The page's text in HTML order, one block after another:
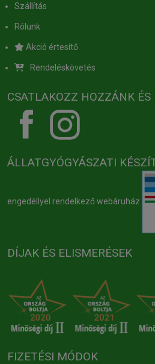
Szállítás
Rólunk
Akció értesítő
Rendeléskövetés
CSATLAKOZZ HOZZÁNK ÉS
ÁLLATGYÓGYÁSZATI
engedéllyel rendelkező webáruház
DÍJAK ÉS ELISMERÉSEK
FIZETÉSI MÓDOK